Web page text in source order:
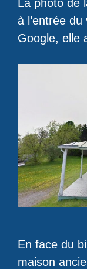
La photo de
à l’entrée
Google, elle
En face du
maison